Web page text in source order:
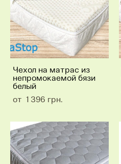
Чехол на матрас из
непромокаемой бязи
белый
от 1 396 грн.